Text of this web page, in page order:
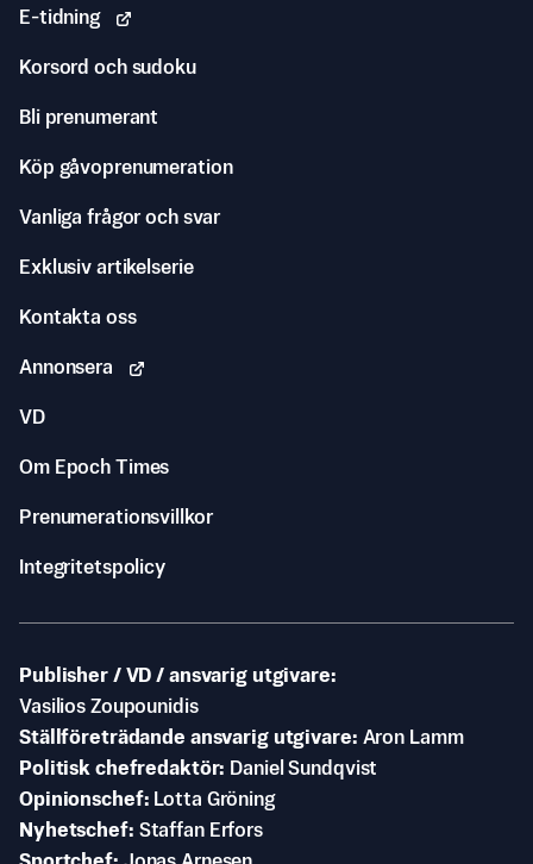
E-tidning
Korsord och sudoku
Bli prenumerant
Köp gåvoprenumeration
Vanliga frågor och svar
Exklusiv artikelserie
Kontakta oss
Annonsera
VD
Om Epoch Times
Prenumerationsvillkor
Integritetspolicy
Publisher / VD / ansvarig utgivare
Vasilios Zoupounidis
Ställföreträdande ansvarig utgivare Aron Lamm
Politisk chefredaktör
Daniel Sundqvist
Opinionschef
Lotta Gröning
Nyhetschef Staffan Erfors